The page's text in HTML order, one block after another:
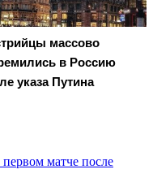
массово
в Россию
указа Путина
матче после